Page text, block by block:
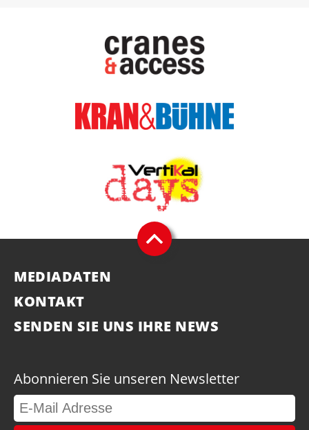
MEDIADATEN
KONTAKT
SENDEN SIE UNS IHRE NEWS
Abonnieren Sie unseren Newsletter